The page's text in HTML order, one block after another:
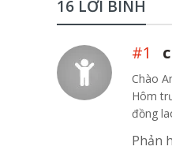
16 LỜI BÌNH
#1
Chào
Hôm
đồng
Phản